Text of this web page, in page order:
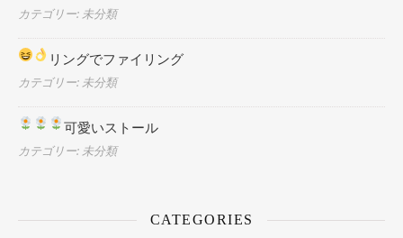
カテゴリー: 未分類
リングでファイリング
カテゴリー: 未分類
可愛いストール
カテゴリー: 未分類
CATEGORIES